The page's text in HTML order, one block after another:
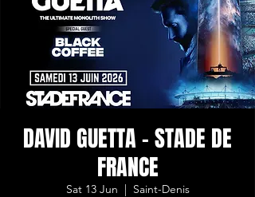
DAVID GUETTA - STADE DE
FRANCE
Sat 13 Jun
  |
Saint-Denis